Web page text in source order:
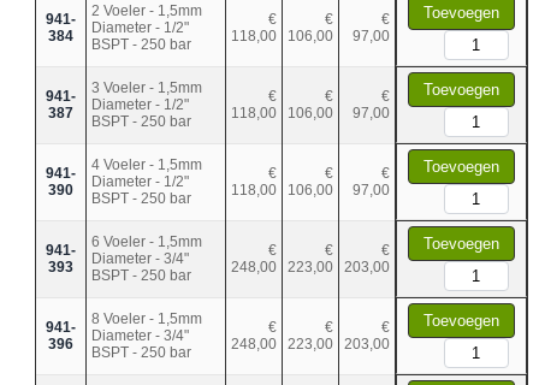
941-
384
2 Voeler - 1,5mm
Diameter - 1/2"
BSPT - 250 bar
€
118,00
€
106,00
€
97,00
Toevoegen
941-
387
3 Voeler - 1,5mm
Diameter - 1/2"
BSPT - 250 bar
€
118,00
€
106,00
€
97,00
Toevoegen
941-
390
4 Voeler - 1,5mm
Diameter - 1/2"
BSPT - 250 bar
€
118,00
€
106,00
€
97,00
Toevoegen
941-
393
6 Voeler - 1,5mm
Diameter - 3/4"
BSPT - 250 bar
€
248,00
€
223,00
€
203,00
Toevoegen
941-
396
8 Voeler - 1,5mm
Diameter - 3/4"
BSPT - 250 bar
€
248,00
€
223,00
€
203,00
Toevoegen